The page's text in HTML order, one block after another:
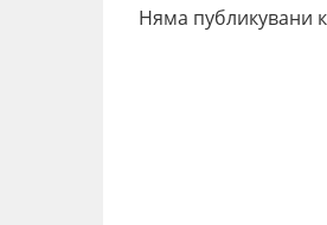
Няма публикувани